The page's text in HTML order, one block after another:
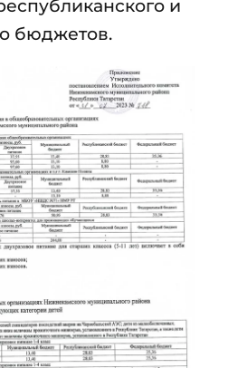
и
бюджетов.